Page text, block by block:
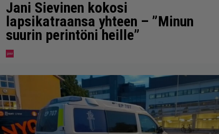
Jani Sievinen kokosi
lapsikatraansa yhteen – ”Minun
suurin perintöni heille”